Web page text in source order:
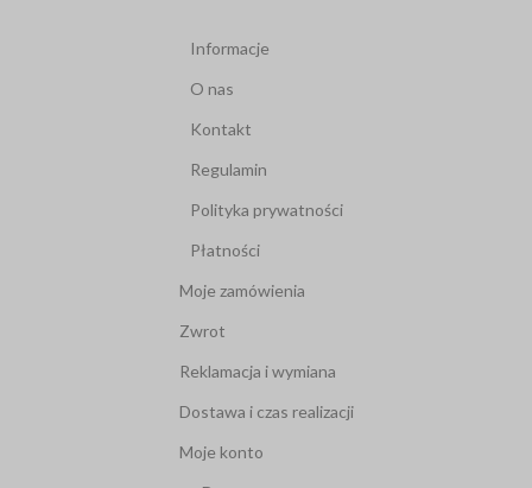
Informacje
O nas
Kontakt
Regulamin
Polityka prywatności
Płatności
Moje zamówienia
Zwrot
Reklamacja i wymiana
Dostawa i czas realizacji
Moje konto